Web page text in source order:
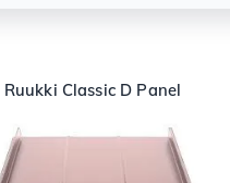
Ruukki Classic D Panel